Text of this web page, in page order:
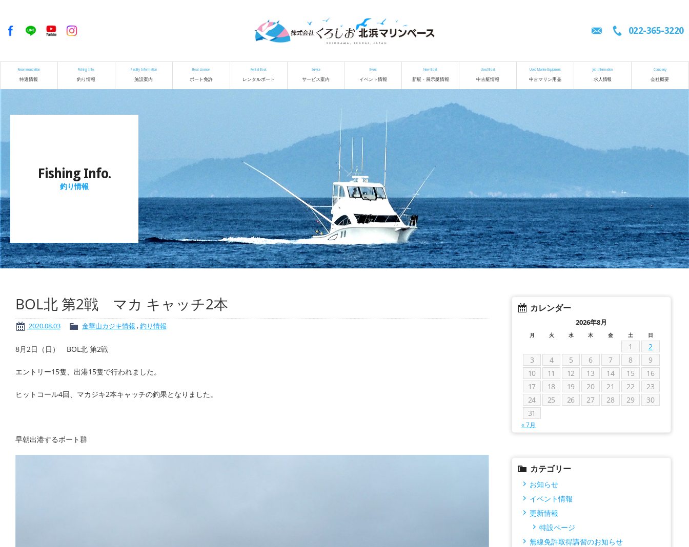
022-365-3220
Recommendation
特選情報
Fishing Info.
釣り情報
Facility Information
施設案内
Boat License
ボート免許
Rental Boat
レンタルボート
Service
サービス案内
Event
イベント情報
New Boat
新艇・展示艇情報
Used Boat
中古艇情報
Used Marine Equipment
中古マリン用品
Job Information
求人情報
Company
会社概要
Fishing Info.
釣り情報
BOL北 第2戦 マカ キャッチ2本
2020.08.03 金華山カジキ情報 ,釣り情報
8月2日（日） BOL北 第2戦
エントリー15隻、出港15隻で行われました。
ヒットコール4回、マカジキ2本キャッチの釣果となりました。
早朝出港するボート群
カレンダー
2026年8月
月 火 水 木 金 土 日
1
2
3
4 5 6 7 8
9
10
11 12 13 14 15
16
17
18 19 20 21 22
23
24
25 26 27 28 29
30
31
« 7月
カテゴリー
お知らせ
イベント情報
更新情報
特設ページ
無線免許取得講習のお知らせ